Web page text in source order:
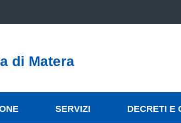
di Matera
SERVIZI DECRETI E